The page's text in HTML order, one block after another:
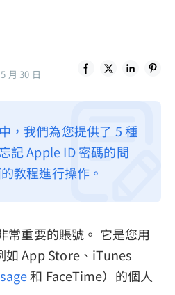
月 30 日
，我們為您提供了 5 種
記 Apple ID 密碼的問
教程進行操作。
常重要的賬號。 它是您用
如 App Store、iTunes
和 FaceTime）的個人